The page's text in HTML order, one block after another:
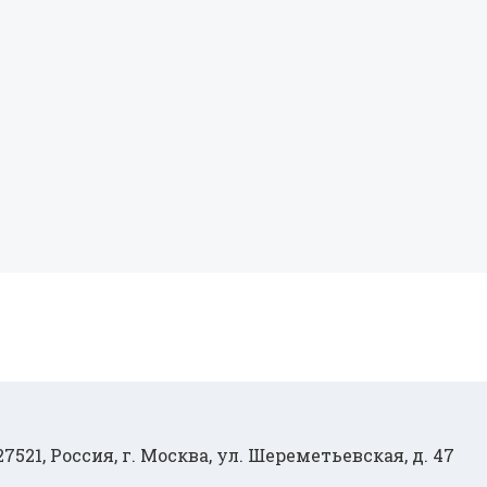
Россия, г. Москва, ул. Шереметьевская, д. 47